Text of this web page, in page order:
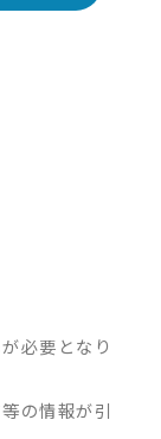
必要となり
の情報が引